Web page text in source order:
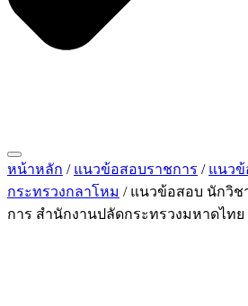
หน้าหลัก / แนวข้อสอบราชการ / แนวข้
กระทรวงกลาโหม / แนวข้อสอบ นักวิช
การ สำนักงานปลัดกระทรวงมหาดไทย